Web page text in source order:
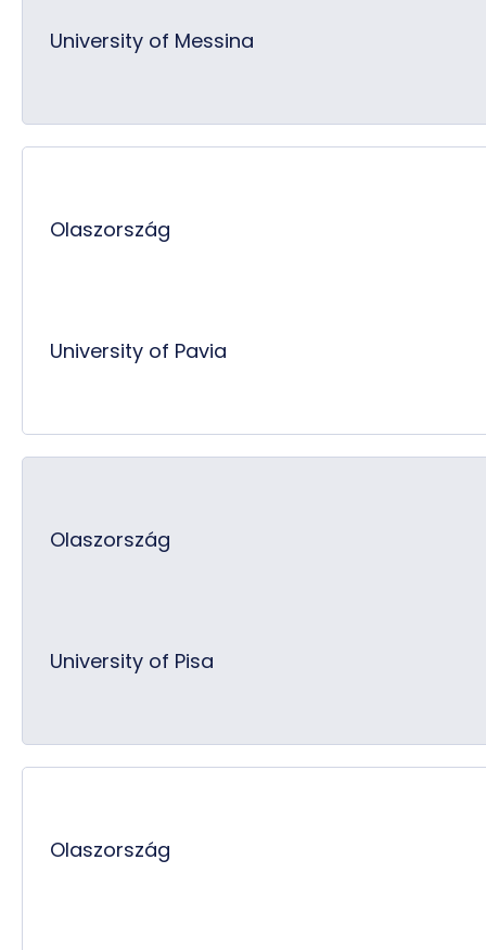
University of Messina
Olaszország
University of Pavia
Olaszország
University of Pisa
Olaszország